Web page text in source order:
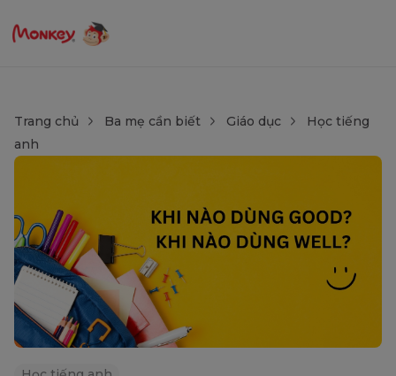
Trang chủ Ba mẹ cần biết Giáo dục
Học tiếng
anh